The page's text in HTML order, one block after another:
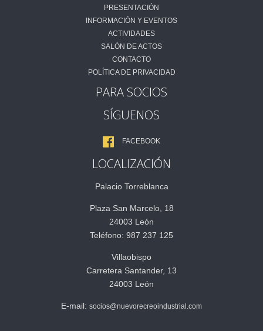
PRESENTACIÓN
INFORMACIÓN Y EVENTOS
ACTIVIDADES
SALÓN DE ACTOS
CONTACTO
POLÍTICA DE PRIVACIDAD
PARA SOCIOS
SÍGUENOS
FACEBOOK
LOCALIZACIÓN
Palacio Torreblanca
Plaza San Marcelo, 18
24003 León
Teléfono: 987 237 125
Villaobispo
Carretera Santander, 13
24003 León
E-mail: socios@nuevorecreoindustrial.com